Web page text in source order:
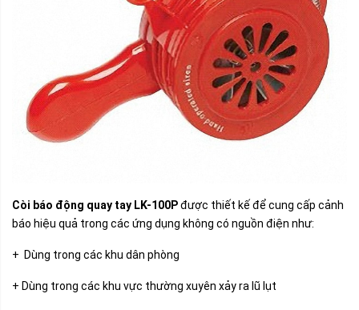
Còi báo động quay tay LK-100Pđược thiết kế để cung cấp cảnh
báo hiệu quả trong các ứng dụng không có nguồn điện như:
+ Dùng trong các khu dân phòng
+ Dùng trong các khu vực thường xuyên xảy ra lũ lụt